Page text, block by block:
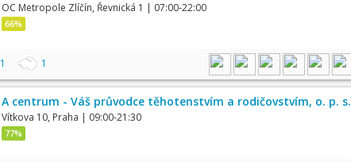
OC Metropole Zlíčín, Řevnická 1 | 07:00-22:00
66%
1 1
A centrum - Váš průvodce těhotenstvím a rodičovstvím, o. p. s.
Vítkova 10, Praha | 09:00-21:30
77%